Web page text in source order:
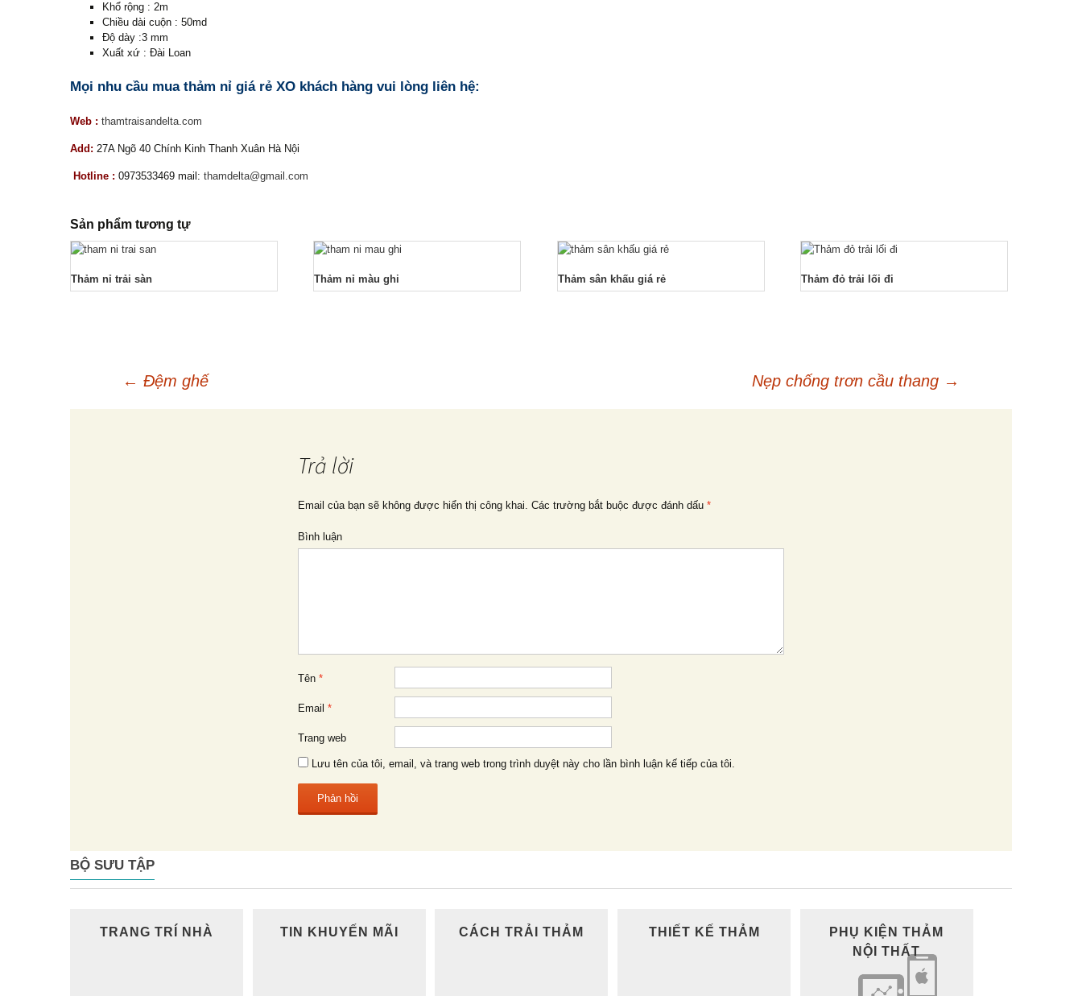
Khổ rộng : 2m
Chiều dài cuộn : 50md
Độ dày :3 mm
Xuất xứ : Đài Loan
Mọi nhu cầu mua thảm nỉ giá rẻ XO khách hàng vui lòng liên hệ:
Web : thamtraisandelta.com
Add: 27A Ngõ 40 Chính Kinh Thanh Xuân Hà Nội
Hotline : 0973533469 mail: thamdelta@gmail.com
Sản phẩm tương tự
Thảm nỉ trải sàn Thảm nỉ màu ghi Thảm sân khấu giá rẻ Thảm đỏ trải lối đi
Điều
← Đệm ghế Nẹp chống trơn cầu thang →
Trả lời
Email của bạn sẽ không được hiển thị công khai. Các trường bắt buộc được đánh dấu *
Bình luận
Tên *
Email *
Trang web
Lưu tên của tôi, email, và trang web trong trình duyệt này cho lần bình luận kế tiếp của tôi.
BỘ SƯU TẬP
TRANG TRÍ NHÀ TIN KHUYẾN MÃI CÁCH TRẢI THẢM THIẾT KẾ THẢM
PHỤ KIỆN THẢM
NỘI THẤT